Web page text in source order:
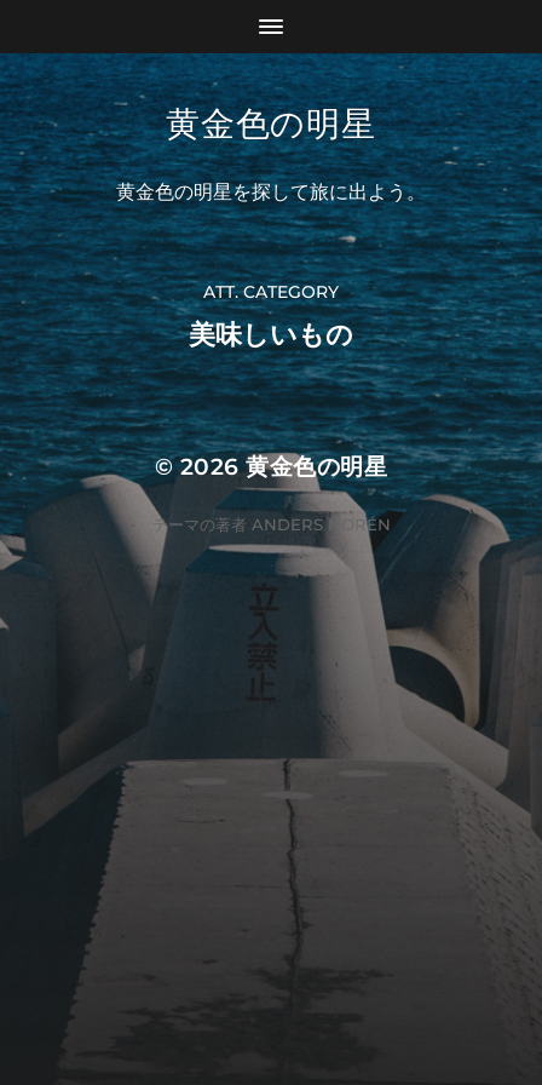
黄金色の明星
黄金色の明星を探して旅に出よう。
ATT. CATEGORY
美味しいもの
© 2026黄金色の明星
テーマの著者 ANDERS NORÉN